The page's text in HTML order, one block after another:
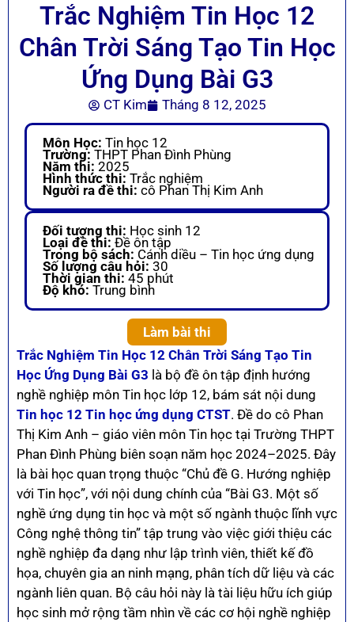
Trắc Nghiệm Tin Học 12
Chân Trời Sáng Tạo Tin Học
Ứng Dụng Bài G3
CT Kim Tháng 8 12, 2025
Môn Học: Tin học 12
Trường: THPT Phan Đình Phùng
Năm thi: 2025
Hình thức thi: Trắc nghiệm
Người ra đề thi: cô Phan Thị Kim Anh
Đối tượng thi: Học sinh 12
Loại đề thi: Đề ôn tập
Trong bộ sách: Cánh diều – Tin học ứng dụng
Số lượng câu hỏi: 30
Thời gian thi: 45 phút
Độ khó: Trung bình
Làm bài thi
Trắc Nghiệm Tin Học 12 Chân Trời Sáng Tạo Tin
Học Ứng Dụng Bài G3 là bộ đề ôn tập định hướng
nghề nghiệp môn Tin học lớp 12, bám sát nội dung
Tin học 12 Tin học ứng dụng CTST. Đề do cô Phan
Thị Kim Anh – giáo viên môn Tin học tại Trường THPT
Phan Đình Phùng biên soạn năm học 2024–2025. Đây
là bài học quan trọng thuộc “Chủ đề G. Hướng nghiệp
với Tin học”, với nội dung chính của “Bài G3. Một số
nghề ứng dụng tin học và một số ngành thuộc lĩnh vực
Công nghệ thông tin” tập trung vào việc giới thiệu các
nghề nghiệp đa dạng như lập trình viên, thiết kế đồ
họa, chuyên gia an ninh mạng, phân tích dữ liệu và các
ngành liên quan. Bộ câu hỏi này là tài liệu hữu ích giúp
học sinh mở rộng tầm nhìn về các cơ hội nghề nghiệp